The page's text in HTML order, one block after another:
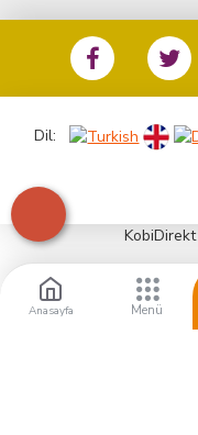
Dil:
KobiDirekt
Anasayfa